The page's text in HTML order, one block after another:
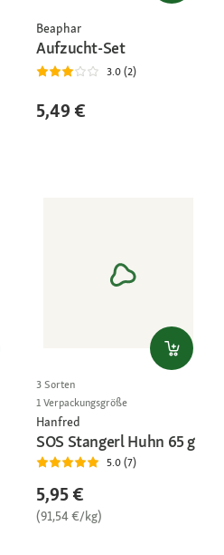
Beaphar
Aufzucht-Set
3.0 (2)
5,49 €
3 Sorten
1 Verpackungsgröße
Hanfred
SOS Stangerl Huhn 65 g
5.0 (7)
5,95 €
(91,54 €/kg)